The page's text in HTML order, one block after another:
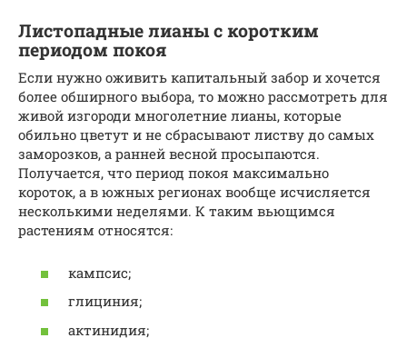
Листопадные лианы с коротким
периодом покоя
Если нужно оживить капитальный забор и хочется
более обширного выбора, то можно рассмотреть для
живой изгороди многолетние лианы, которые
обильно цветут и не сбрасывают листву до самых
заморозков, а ранней весной просыпаются.
Получается, что период покоя максимально
короток, а в южных регионах вообще исчисляется
несколькими неделями. К таким вьющимся
растениям относятся:
кампсис;
глициния;
актинидия;